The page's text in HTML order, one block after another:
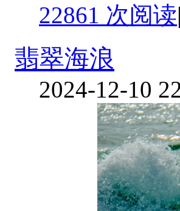
22861 次阅读|
翡翠海浪
2024-12-10